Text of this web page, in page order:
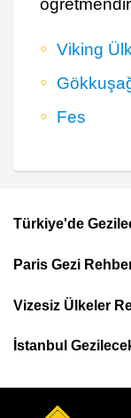
Viking
Fes
Top
Menu
Türkiye'de
Paris Gezi
Vizesiz Ülkeler
İstanbul